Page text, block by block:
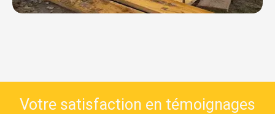
Votre satisfaction en témoignages